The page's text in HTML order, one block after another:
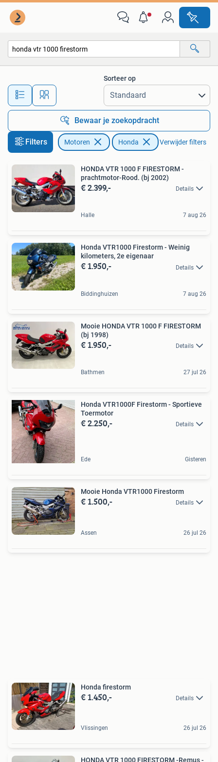
Alle afstanden…
Sorteer op
Bewaar je zoekopdracht
Filters Motoren Honda Verwijder filters
HONDA VTR 1000 F FIRESTORM -
prachtmotor-Rood. (bj 2002)
€ 2.399,- Details
Halle 7 aug 26
Honda VTR1000 Firestorm - Weinig
kilometers, 2e eigenaar
€ 1.950,- Details
Biddinghuizen 7 aug 26
Mooie HONDA VTR 1000 F FIRESTORM
(bj 1998)
€ 1.950,- Details
Bathmen 27 jul 26
Honda VTR1000F Firestorm - Sportieve
Toermotor
€ 2.250,- Details
Ede Gisteren
Mooie Honda VTR1000 Firestorm
€ 1.500,- Details
Assen 26 jul 26
Honda firestorm
€ 1.450,- Details
Vlissingen 26 jul 26
HONDA VTR 1000 FIRESTORM -Remus -